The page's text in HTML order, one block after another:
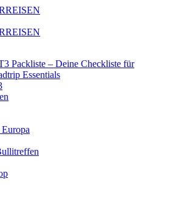
Packliste – Deine Checkliste für
Essentials